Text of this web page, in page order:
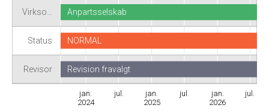
Virkso…
Status
Revisor
jan.
2024
jul.
jan.
2025
jul.
jan.
2026
jul.
Anpartsselskab
NORMAL
Revision fravalgt